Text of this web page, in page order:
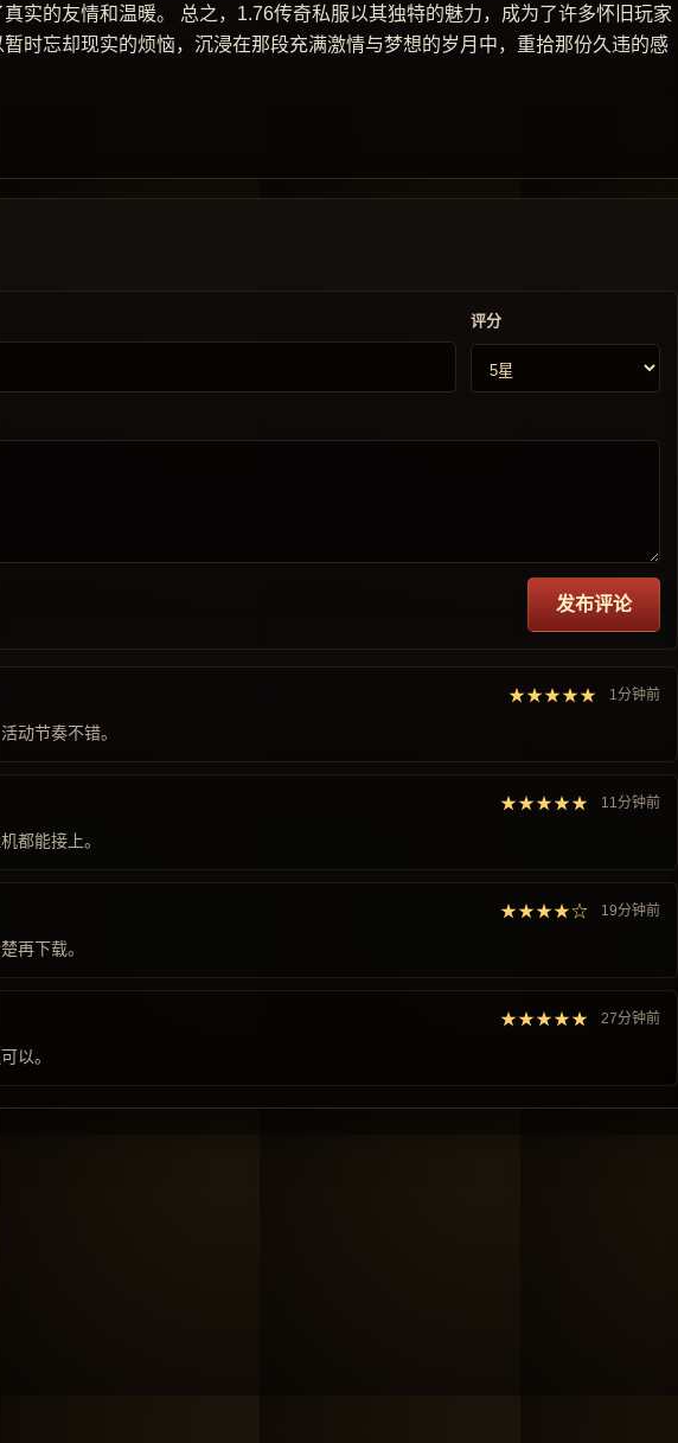
实的友情和温暖。 总之，1.76传奇私服以其独特的魅力，成为了许多怀旧玩家
时忘却现实的烦恼，沉浸在那段充满激情与梦想的岁月中，重拾那份久违的感
评分
发布评论
★★★★★ 1分钟前
动节奏不错。
★★★★★ 11分钟前
都能接上。
★★★★☆ 19分钟前
再下载。
★★★★★ 27分钟前
以。